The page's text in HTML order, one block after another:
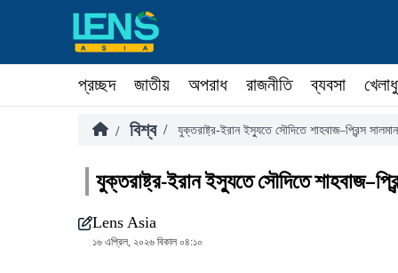
প্রচ্ছদ জাতীয় অপরাধ রাজনীতি ব্যবসা
/ বিশ্ব / যুক্তরাষ্ট্র-ইরান ইস্যুতে সৌদিতে শাহবাজ–প্রিন্স
যুক্তরাষ্ট্র-ইরান ইস্যুতে সৌদিতে
Lens Asia
১৬ এপ্রিল, ২০২৬ বিকাল ০৪:১০